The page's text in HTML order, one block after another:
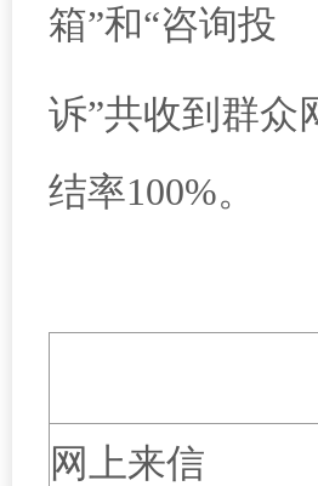
箱”和“咨询投
诉”共收到群众
结率100%。
网上来信